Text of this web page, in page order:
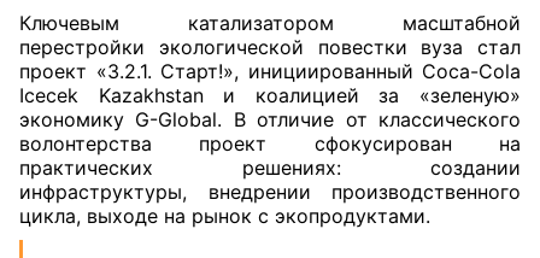
Ключевым катализатором масштабной
перестройки экологической повестки вуза стал
проект «3.2.1. Старт!», инициированный Coca-Cola
Icecek Kazakhstan и коалицией за «зеленую»
экономику G-Global. В отличие от классического
волонтерства проект сфокусирован на
практических решениях: создании
инфраструктуры, внедрении производственного
цикла, выходе на рынок с экопродуктами.